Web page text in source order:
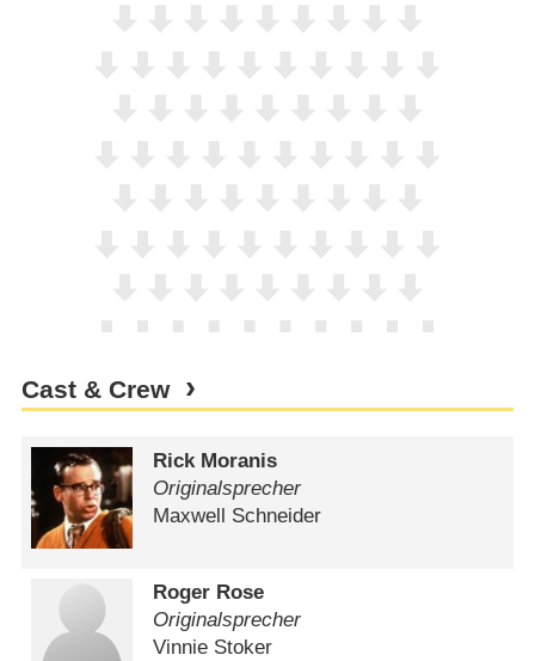
Cast & Crew
Rick Moranis
Originalsprecher
Maxwell Schneider
Roger Rose
Originalsprecher
Vinnie Stoker